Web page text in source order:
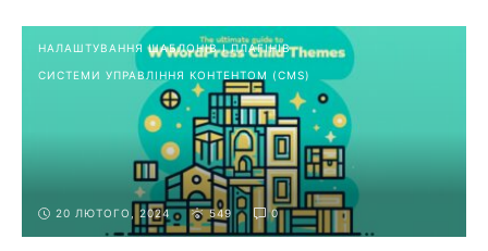
НАЛАШТУВАННЯ ШАБЛОНІВ І ПЛАГІНІВ
СИСТЕМИ УПРАВЛІННЯ КОНТЕНТОМ (CMS)
20 ЛЮТОГО, 2024 549 0